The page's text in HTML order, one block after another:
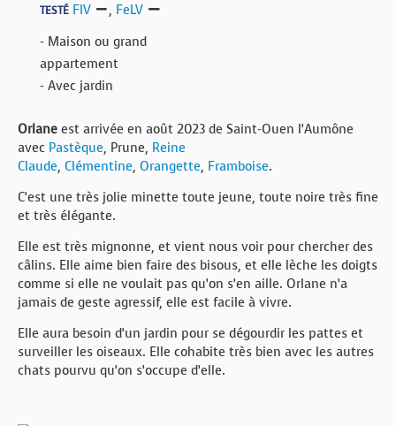
TESTÉ FIV , FeLV
- Maison ou grand
appartement
- Avec jardin
Orlane est arrivée en août 2023 de Saint-Ouen l’Aumône
avec Pastèque, Prune, Reine
Claude, Clémentine, Orangette, Framboise.
C’est une très jolie minette toute jeune, toute noire très fine
et très élégante.
Elle est très mignonne, et vient nous voir pour chercher des
câlins. Elle aime bien faire des bisous, et elle lèche les doigts
comme si elle ne voulait pas qu’on s’en aille. Orlane n’a
jamais de geste agressif, elle est facile à vivre.
Elle aura besoin d’un jardin pour se dégourdir les pattes et
surveiller les oiseaux. Elle cohabite très bien avec les autres
chats pourvu qu’on s’occupe d’elle.